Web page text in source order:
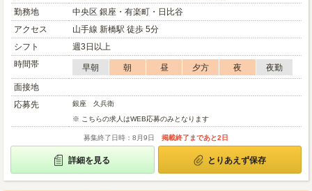
勤務地
中央区 銀座・有楽町・日比谷
アクセス
山手線 新橋駅 徒歩 5分
シフト
週3日以上
時間帯
早朝 朝 昼 夕方 夜
夜勤
面接地
応募先
銀座 久兵衛
※ こちらの求人はWEB応募のみとなります
募集終了日時：8月9日 掲載終了まであと2日
詳細を見る とりあえず保存